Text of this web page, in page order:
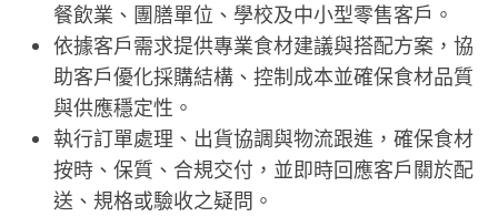
餐飲業、團膳單位、學校及中小型零售客戶。
依據客戶需求提供專業食材建議與搭配方案，協
助客戶優化採購結構、控制成本並確保食材品質
與供應穩定性。
執行訂單處理、出貨協調與物流跟進，確保食材
按時、保質、合規交付，並即時回應客戶關於配
送、規格或驗收之疑問。